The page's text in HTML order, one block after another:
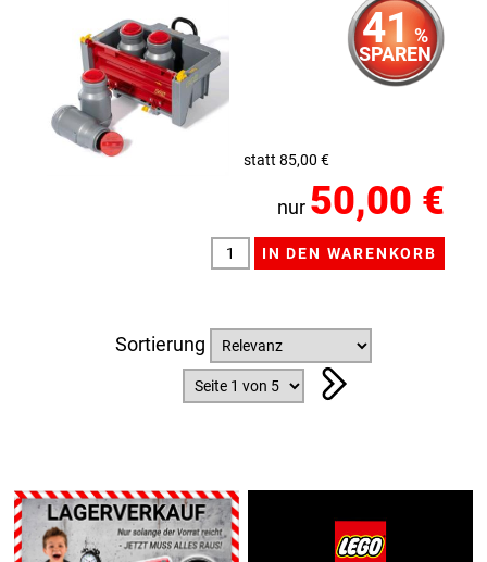
41 %
SPAREN
statt 85,00 €
nur 50,00 €
Sortierung